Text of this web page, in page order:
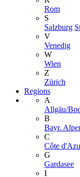
Rom
S
Salzburg
V
Venedig
W
Wien
Z
Zürich
Regions
A
Allgäu/
B
Bayr.
C
Côte
G
Gardasee
I